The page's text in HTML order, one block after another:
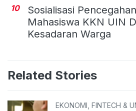
10
Sosialisasi
Mahasiswa KKN UIN
Kesadaran Warga
Related Stories
EKONOMI, FINTECH &